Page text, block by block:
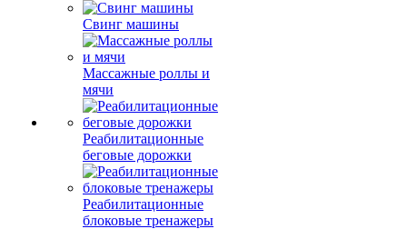
Свинг машины
Массажные роллы и
мячи
Реабилитационные
беговые дорожки
Реабилитационные
блоковые тренажеры